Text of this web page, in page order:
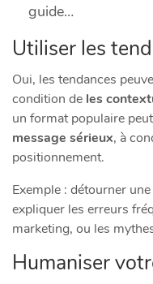
guide…
Utiliser les
Oui, les tendances
condition de les
un format populaire
message sérieux, à
positionnement.
Exemple : détourner
expliquer les erreurs
marketing, ou les
Humaniser